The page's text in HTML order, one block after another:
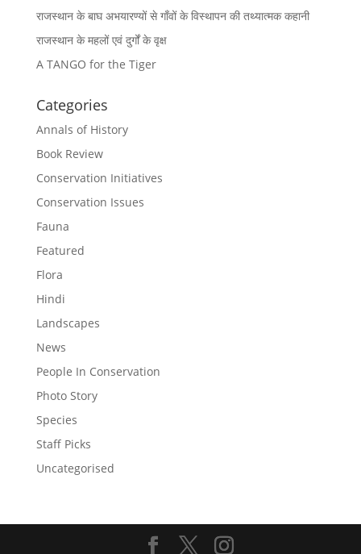
राजस्थान के बाघ अभयारण्यों से गाँवों के विस्थापन की तथ्यात्मक कहानी
राजस्थान के महलों एवं दुर्गों के वृक्ष
A TANGO for the Tiger
Categories
Annals of History
Book Review
Conservation Initiatives
Conservation Issues
Fauna
Featured
Flora
Hindi
Landscapes
News
People In Conservation
Photo Story
Species
Staff Picks
Uncategorised